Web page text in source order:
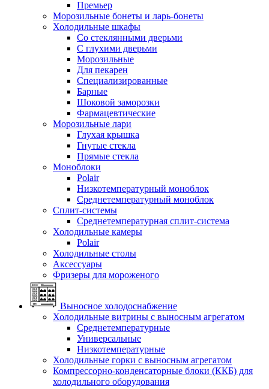
Премьер
Морозильные бонеты и ларь-бонеты
Холодильные шкафы
Со стеклянными дверьми
С глухими дверьми
Морозильные
Для пекарен
Специализированные
Барные
Шоковой заморозки
Фармацевтические
Морозильные лари
Глухая крышка
Гнутые стекла
Прямые стекла
Моноблоки
Polair
Низкотемпературный моноблок
Среднетемпературный моноблок
Сплит-системы
Среднетемпературная сплит-система
Холодильные камеры
Polair
Холодильные столы
Аксессуары
Фризеры для мороженого
Выносное холодоснабжение
Холодильные витрины с выносным агрегатом
Среднетемпературные
Универсальные
Низкотемпературные
Холодильные горки с выносным агрегатом
Компрессорно-конденсаторные блоки (ККБ) для
холодильного оборудования